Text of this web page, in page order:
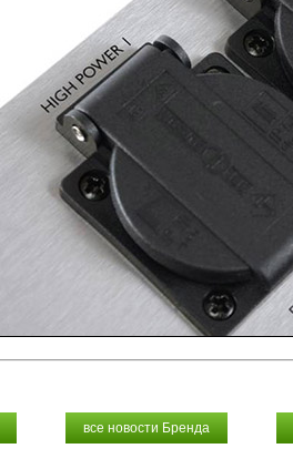
все новости Бренда